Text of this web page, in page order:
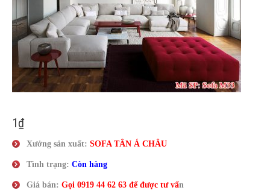
Liên Hệ
1₫
Xưởng sản xuất: SOFA TÂN Á CHÂU
Tình trạng: Còn hàng
Giá bán: Gọi 0919 44 62 63 để được tư vấn